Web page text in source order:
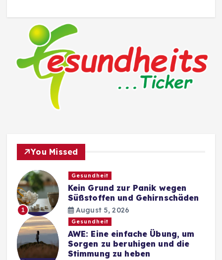
You Missed
1
Gesundheit
Kein Grund zur Panik wegen
Süßstoffen und Gehirnschäden
August 5, 2026
Gesundheit
AWE: Eine einfache Übung, um
Sorgen zu beruhigen und die
Stimmung zu heben